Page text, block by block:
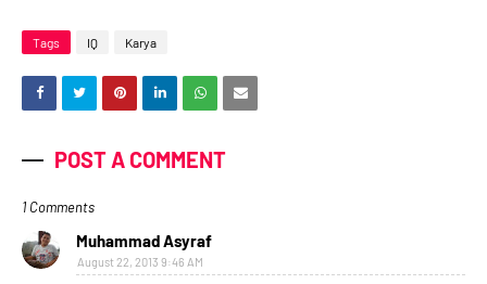
Tags IQ Karya
POST A COMMENT
1 Comments
Muhammad Asyraf
August 22, 2013 9:46 AM